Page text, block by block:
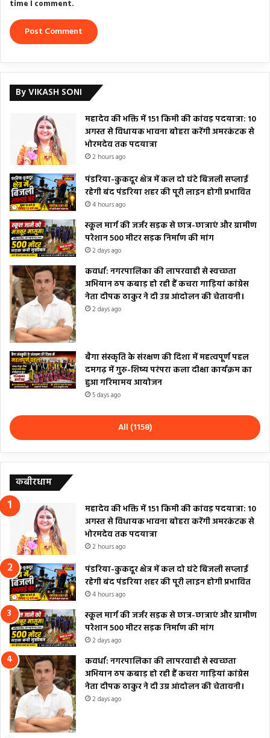
time I comment.
By VIKASH SONI
महादेव की भक्ति में 151 किमी की कांवड़ पदयात्रा: 10
अगस्त से विधायक भावना बोहरा करेंगी अमरकंटक से
भोरमदेव तक पदयात्रा
2 hours ago
पंडरिया-कुकदूर क्षेत्र में कल दो घंटे बिजली सप्लाई
रहेगी बंद पंडरिया शहर की पूरी लाइन होगी प्रभावित
4 hours ago
स्कूल मार्ग की जर्जर सड़क से छात्र-छात्राएं और ग्रामीण
परेशान 500 मीटर सड़क निर्माण की मांग
2 days ago
कवर्धा: नगरपालिका की लापरवाही से स्वच्छता
अभियान ठप कबाड़ हो रही हैं कचरा गाड़ियां कांग्रेस
नेता दीपक ठाकुर ने दी उग्र आंदोलन की चेतावनी।
2 days ago
बैगा संस्कृति के संरक्षण की दिशा में महत्वपूर्ण पहल
दमगढ़ में गुरु-शिष्य परंपरा कला दीक्षा कार्यक्रम का
हुआ गरिमामय आयोजन
5 days ago
All (1158)
कबीरधाम
महादेव की भक्ति में 151 किमी की कांवड़ पदयात्रा: 10
अगस्त से विधायक भावना बोहरा करेंगी अमरकंटक से
भोरमदेव तक पदयात्रा
2 hours ago
पंडरिया-कुकदूर क्षेत्र में कल दो घंटे बिजली सप्लाई
रहेगी बंद पंडरिया शहर की पूरी लाइन होगी प्रभावित
4 hours ago
स्कूल मार्ग की जर्जर सड़क से छात्र-छात्राएं और ग्रामीण
परेशान 500 मीटर सड़क निर्माण की मांग
2 days ago
कवर्धा: नगरपालिका की लापरवाही से स्वच्छता
अभियान ठप कबाड़ हो रही हैं कचरा गाड़ियां कांग्रेस
नेता दीपक ठाकुर ने दी उग्र आंदोलन की चेतावनी।
2 days ago